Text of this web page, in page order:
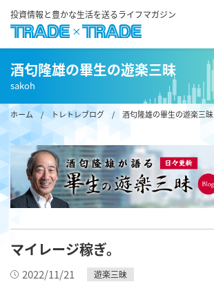
投資情報と豊かな生活を送るライフマガジン
酒匂隆雄の畢生の遊楽三昧
sakoh
ホーム/ トレトレブログ / 酒匂隆雄の畢生の遊楽三昧
マイレージ稼ぎ。
2022/11/21 遊楽三昧